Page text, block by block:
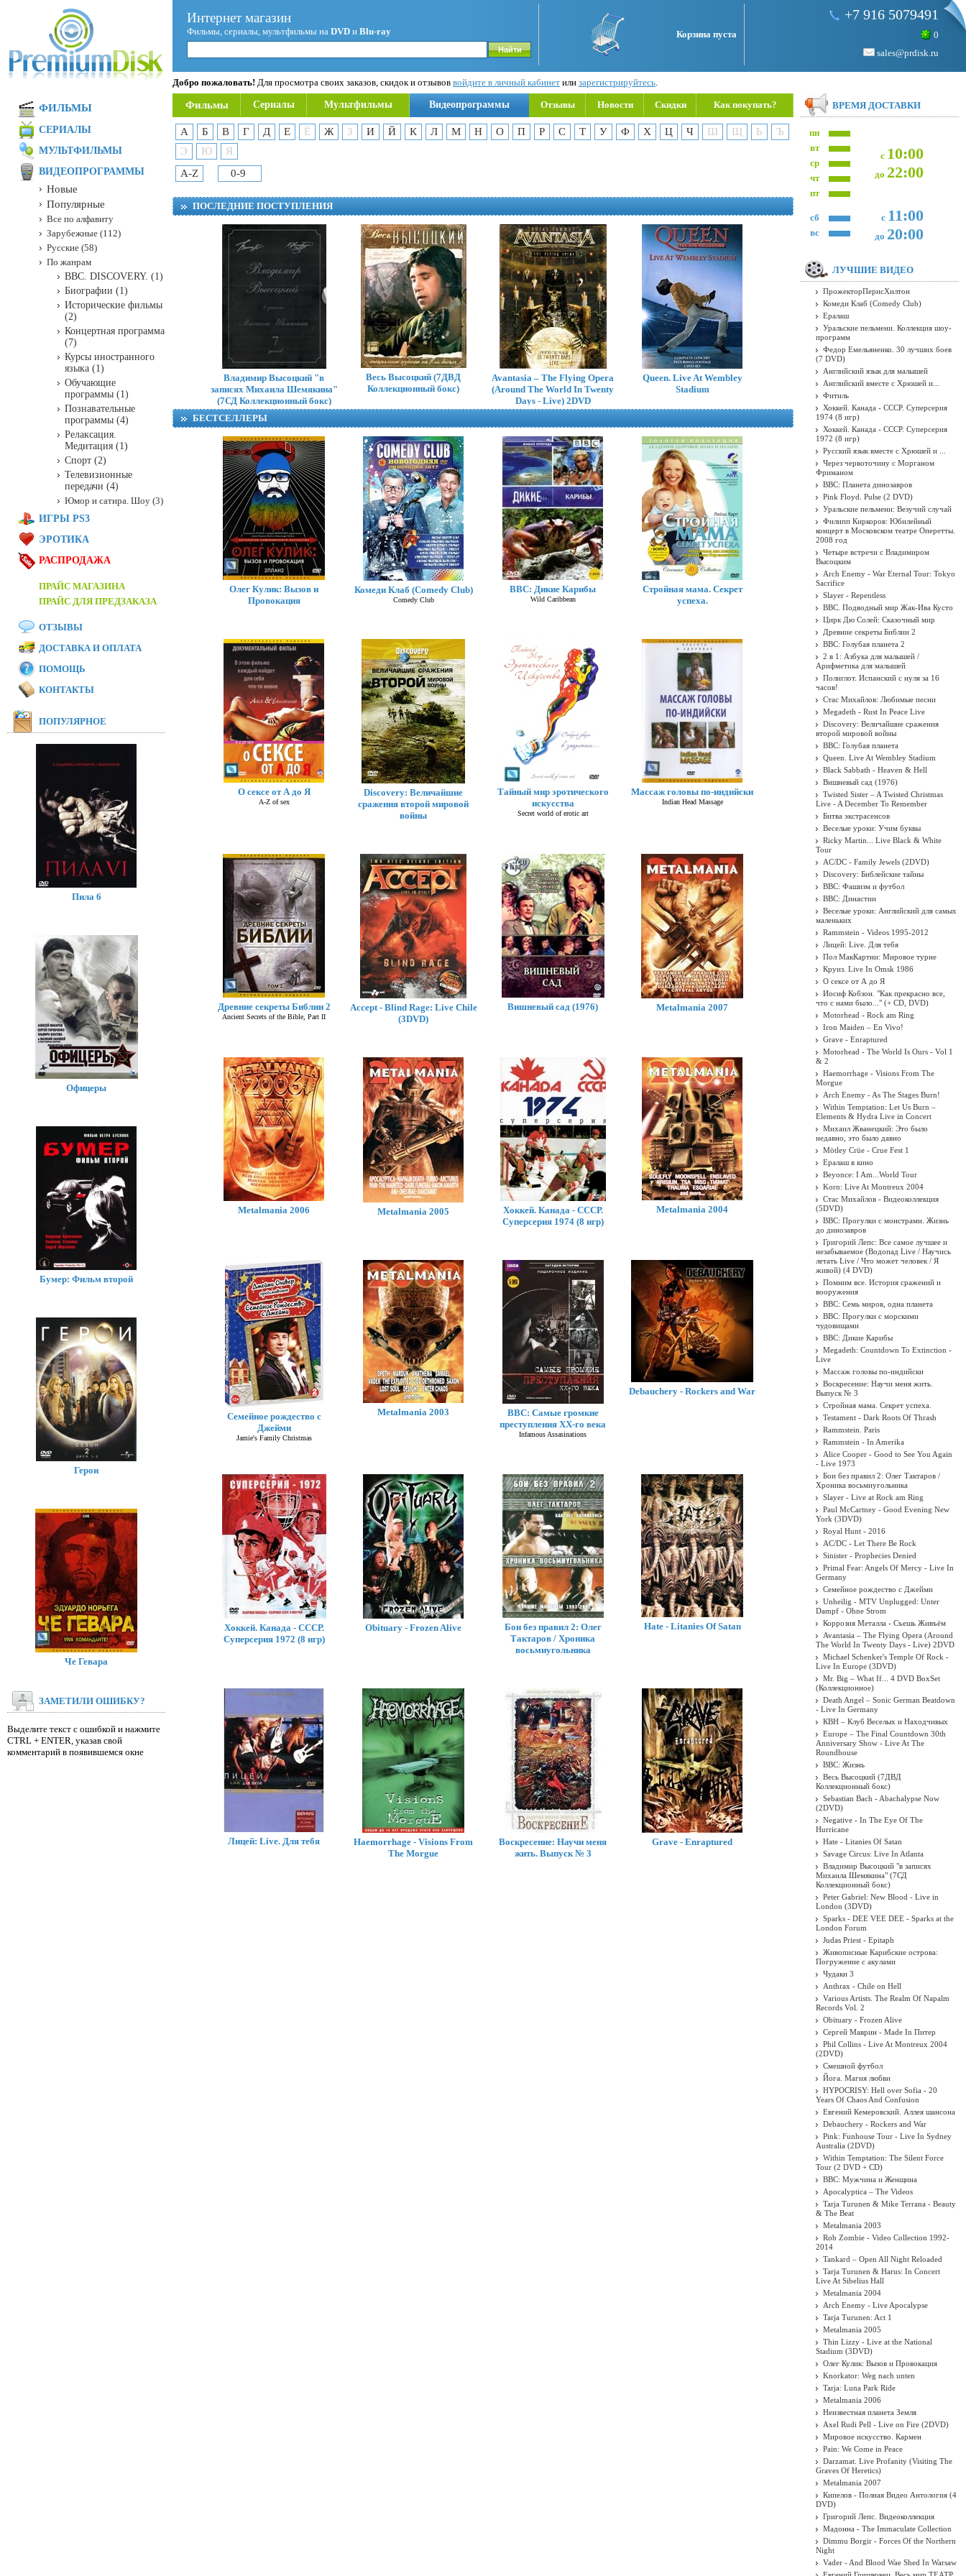
Интернет магазин
Фильмы, сериалы, мультфильмы на DVD и Blu-ray Корзина пуста
+7 916 5079491
0
sales@prdisk.ru
Добро пожаловать! Для просмотра своих заказов, скидок и отзывов войдите в личный кабинет или зарегистрируйтесь.
Фильмы Сериалы Мультфильмы Видеопрограммы Отзывы Новости Скидки Как покупать?
А Б В Г Д Е Ё Ж З И Й К Л М Н О П Р С Т У Ф Х Ц Ч Ш Щ Ь
Ъ
Э
Ю
Я
A-Z
0-9
ПОСЛЕДНИЕ ПОСТУПЛЕНИЯ
Владимир Высоцкий "в
записях Михаила Шемякина"
(7СД Коллекционный бокс)
Весь Высоцкий (7ДВД
Коллекционный бокс)
Avantasia – The Flying Opera
(Around The World In Twenty
Days - Live) 2DVD
Queen. Live At Wembley
Stadium
Mr. Big – What If... 4 DVD
BoxSet (Коллекционное)
БЕСТСЕЛЛЕРЫ
Олег Кулик: Вызов и
Провокация
Комеди Клаб (Comedy Club)
Comedy Club
BBC: Дикие Карибы
Wild Caribbean
Стройная мама. Секрет
успеха.
О сексе от А до Я
A-Z of sex
Discovery: Величайшие
сражения второй мировой
войны
Тайный мир эротического
искусства
Secret world of erotic art
Массаж головы по-индийски
Indian Head Massage
Древние секреты Библии 2
Ancient Secrets of the Bible, Part II
Accept - Blind Rage: Live Chile
(3DVD)
Вишневый сад (1976) Metalmania 2007
Metalmania 2006 Metalmania 2005
Хоккей. Канада - СССР.
Суперсерия 1974 (8 игр)
Metalmania 2004
Семейное рождество с
Джейми
Jamie's Family Christmas
Metalmania 2003
BBC: Самые громкие
преступления XX-го века
Infamous Assasinations
Debauchery - Rockers and War
Хоккей. Канада - СССР.
Суперсерия 1972 (8 игр)
Obituary - Frozen Alive
Бои без правил 2: Олег
Тактаров / Хроника
восьмиугольника
Hate - Litanies Of Satan
Лицей: Live. Для тебя
Haemorrhage - Visions From
The Morgue
Воскресение: Научи меня
жить. Выпуск № 3
Grave - Enraptured
ФИЛЬМЫ
СЕРИАЛЫ
МУЛЬТФИЛЬМЫ
ВИДЕОПРОГРАММЫ
Новые
Популярные
Все по алфавиту
Зарубежные (112)
Русские (58)
По жанрам
BBC. DISCOVERY. (1)
Биографии (1)
Исторические фильмы
(2)
Концертная программа
(7)
Курсы иностранного
языка (1)
Обучающие
программы (1)
Познавательные
программы (4)
Релаксация.
Медитация (1)
Спорт (2)
Телевизионные
передачи (4)
Юмор и сатира. Шоу (3)
ИГРЫ PS3
ЭРОТИКА
РАСПРОДАЖА
ПРАЙС МАГАЗИНА
ПРАЙС ДЛЯ ПРЕДЗАКАЗА
ОТЗЫВЫ
ДОСТАВКА И ОПЛАТА
ПОМОЩЬ
КОНТАКТЫ
ПОПУЛЯРНОЕ
Пила 6
Офицеры
Бумер: Фильм второй
Герои
Че Гевара
ЗАМЕТИЛИ ОШИБКУ?
Выделите текст с ошибкой и нажмите
CTRL + ENTER, указав свой
комментарий в появившемся окне
ВРЕМЯ ДОСТАВКИ
пн
с 10:00
до 22:00
вт
ср
чт
пт
с 11:00
до 20:00
сб
вс
ЛУЧШИЕ ВИДЕО
ПрожекторПерисХилтон
Комеди Клаб (Comedy Club)
Ералаш
Уральские пельмени. Коллекция шоу-
программ
Федор Емельяненко. 30 лучших боев
(7 DVD)
Английский язык для малышей
Английский вместе с Хрюшей и...
Фитиль
Хоккей. Канада - СССР. Суперсерия
1974 (8 игр)
Хоккей. Канада - СССР. Суперсерия
1972 (8 игр)
Русский язык вместе с Хрюшей и ...
Через червоточину с Морганом
Фриманом
BBC: Планета динозавров
Pink Floyd. Pulse (2 DVD)
Уральские пельмени: Везучий случай
Филипп Киркоров: Юбилейный
концерт в Московском театре Оперетты.
2008 год
Четыре встречи с Владимиром
Высоцким
Arch Enemy - War Eternal Tour: Tokyo
Sacrifice
Slayer - Repentless
BBC. Подводный мир Жак-Ива Кусто
Цирк Дю Солей: Сказочный мир
Древние секреты Библии 2
BBC: Голубая планета 2
2 в 1: Азбука для малышей /
Арифметика для малышей
Полиглот. Испанский с нуля за 16
часов!
Стас Михайлов: Любимые песни
Megadeth - Rust In Peace Live
Discovery: Величайшие сражения
второй мировой войны
BBC: Голубая планета
Queen. Live At Wembley Stadium
Black Sabbath - Heaven & Hell
Вишневый сад (1976)
Twisted Sister ‎– A Twisted Christmas
Live - A December To Remember
Битва экстрасенсов
Веселые уроки: Учим буквы
Ricky Martin... Live Black & White
Tour
AC/DC - Family Jewels (2DVD)
Discovery: Библейские тайны
BBC: Фашизм и футбол
BBC: Династии
Веселые уроки: Английский для самых
маленьких
Rammstein - Videos 1995-2012
Лицей: Live. Для тебя
Пол МакКартни: Мировое турне
Круиз. Live In Omsk 1986
О сексе от А до Я
Иосиф Кобзон. "Как прекрасно все,
что с нами было..." (+ CD, DVD)
Motorhead - Rock am Ring
Iron Maiden ‎– En Vivo!
Grave - Enraptured
Motorhead - The World Is Ours - Vol 1
& 2
Haemorrhage - Visions From The
Morgue
Arch Enemy - As The Stages Burn!
Within Temptation: Let Us Burn –
Elements & Hydra Live in Concert
Михаил Жванецкий: Это было
недавно, это было давно
Mötley Crüe - Crue Fest 1
Ералаш в кино
Beyonce: I Am...World Tour
Korn: Live At Montreux 2004
Стас Михайлов - Видеоколлекция
(5DVD)
BBC: Прогулки с монстрами. Жизнь
до динозавров
Григорий Лепс: Все самое лучшее и
незабываемое (Водопад Live / Научись
летать Live / Что может человек / Я
живой) (4 DVD)
Помним все. История сражений и
вооружения
BBC: Семь миров, одна планета
BBC: Прогулки с морскими
чудовищами
BBC: Дикие Карибы
Megadeth: Countdown To Extinction -
Live
Массаж головы по-индийски
Воскресение: Научи меня жить.
Выпуск № 3
Стройная мама. Секрет успеха.
Testament - Dark Roots Of Thrash
Rammstein. Paris
Rammstein - In Amerika
Alice Cooper - Good to See You Again
- Live 1973
Бои без правил 2: Олег Тактаров /
Хроника восьмиугольника
Slayer - Live at Rock am Ring
Paul McCartney - Good Evening New
York (3DVD)
Royal Hunt - 2016
AC/DC - Let There Be Rock
Sinister - Prophecies Denied
Primal Fear: Angels Of Mercy - Live In
Germany
Семейное рождество с Джейми
Unheilig - MTV Unplugged: Unter
Dampf - Ohne Strom
Коррозия Металла - Съешь Живъём
Avantasia – The Flying Opera (Around
The World In Twenty Days - Live) 2DVD
Michael Schenker's Temple Of Rock -
Live In Europe (3DVD)
Mr. Big – What If... 4 DVD BoxSet
(Коллекционное)
Death Angel ‎– Sonic German Beatdown
- Live In Germany
КВН – Клуб Веселых и Находчивых
Europe – The Final Countdown 30th
Anniversary Show - Live At The
Roundhouse
BBC: Жизнь
Весь Высоцкий (7ДВД
Коллекционный бокс)
Sebastian Bach - Abachalypse Now
(2DVD)
Negative - In The Eye Of The
Hurricane
Hate - Litanies Of Satan
Savage Circus: Live In Atlanta
Владимир Высоцкий "в записях
Михаила Шемякина" (7СД
Коллекционный бокс)
Peter Gabriel: New Blood - Live in
London (3DVD)
Sparks - DEE VEE DEE - Sparks at the
London Forum
Judas Priest - Epitaph
Живописные Карибские острова:
Погружение с акулами
Чудаки 3
Anthrax - Chile on Hell
Various Artists. The Realm Of Napalm
Records Vol. 2
Obituary - Frozen Alive
Сергей Маврин - Made In Питер
Phil Collins - Live At Montreux 2004
(2DVD)
Смешной футбол
Йога. Магия любви
HYPOCRISY: Hell over Sofia - 20
Years Of Chaos And Confusion
Евгений Кемеровский. Аллея шансона
Debauchery - Rockers and War
Pink: Funhouse Tour - Live In Sydney
Australia (2DVD)
Within Temptation: The Silent Force
Tour (2 DVD + CD)
BBC: Мужчина и Женщина
Apocalyptica ‎– The Videos
Tarja Turunen & Mike Terrana - Beauty
& The Beat
Metalmania 2003
Rob Zombie - Video Collection 1992-
2014
Tankard – Open All Night Reloaded
Tarja Turunen & Harus: In Concert
Live At Sibelius Hall
Metalmania 2004
Arch Enemy - Live Apocalypse
Tarja Turunen: Act 1
Metalmania 2005
Thin Lizzy - Live at the National
Stadium (3DVD)
Олег Кулик: Вызов и Провокация
Knorkator: Weg nach unten
Tarja: Luna Park Ride
Metalmania 2006
Неизвестная планета Земля
Axel Rudi Pell - Live on Fire (2DVD)
Мировое искусство. Кармен
Pain: We Come in Peace
Darzamat. Live Profanity (Visiting The
Graves Of Heretics)
Metalmania 2007
Кипелов - Полная Видео Антология (4
DVD)
Григорий Лепс. Видеоколлекция
Мадонна - The Immaculate Collection
Dimmu Borgir - Forces Of the Northern
Night
Vader - And Blood Wae Shed In Warsaw